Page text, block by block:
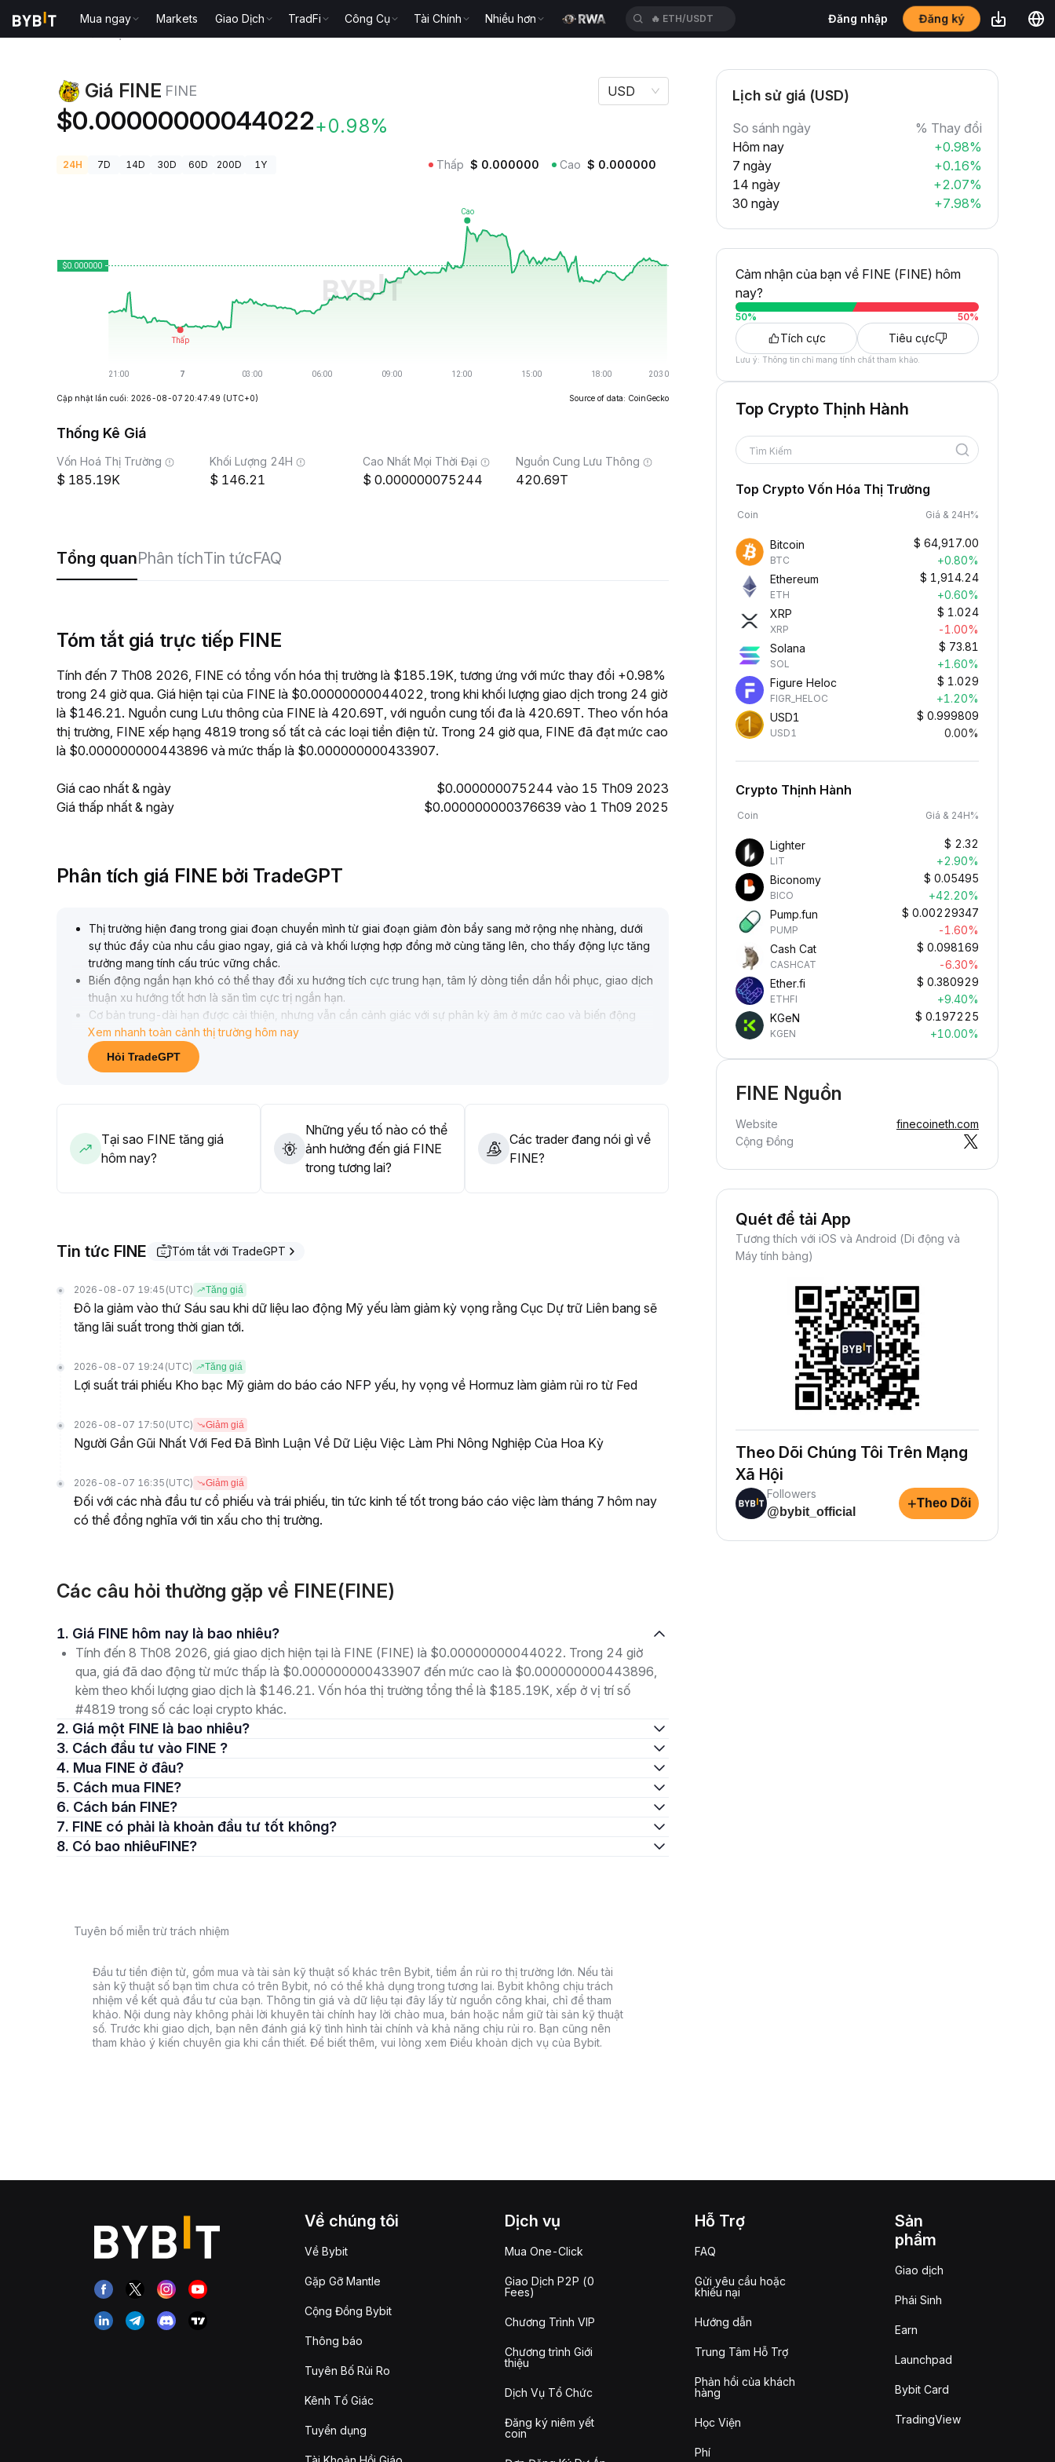
Mua ngay Markets Giao Dịch TradFi Công Cụ Tài Chính Nhiều hơn 🔥 ETH/USDT Đăng nhập Đăng ký
Giá FINE FINE
$0.00000000044022+0.98%
USD
24H 7D 14D 30D 60D 200D 1Y Thấp $ 0.000000 Cao $ 0.000000
Cập nhật lần cuối: 2026-08-07 20:47:49 (UTC+0) Source of data: CoinGecko
Thống Kê Giá
Vốn Hoá Thị Trường
185.19K
Khối Lượng 24H
146.21
Cao Nhất Mọi Thời Đại
0.000000075244
Nguồn Cung Lưu Thông
420.69T
Tổng quanPhân tíchTin tứcFAQ
Tóm tắt giá trực tiếp FINE
Tính đến 7 Th08 2026, FINE có tổng vốn hóa thị trường là $185.19K, tương ứng với mức thay đổi +0.98%
trong 24 giờ qua. Giá hiện tại của FINE là $0.00000000044022, trong khi khối lượng giao dịch trong 24 giờ
là $146.21. Nguồn cung Lưu thông của FINE là 420.69T, với nguồn cung tối đa là 420.69T. Theo vốn hóa
thị trường, FINE xếp hạng 4819 trong số tất cả các loại tiền điện tử. Trong 24 giờ qua, FINE đã đạt mức cao
là $0.000000000443896 và mức thấp là $0.000000000433907.
Giá cao nhất & ngày
$0.000000075244 vào 15 Th09 2023
Giá thấp nhất & ngày
$0.000000000376639 vào 1 Th09 2025
Phân tích giá FINE bởi TradeGPT
Thị trường hiện đang trong giai đoạn chuyển mình từ giai đoạn giảm đòn bẩy sang mở rộng nhẹ nhàng, dưới
sự thúc đẩy của nhu cầu giao ngay, giá cả và khối lượng hợp đồng mở cùng tăng lên, cho thấy động lực tăng
trưởng mang tính cấu trúc vững chắc.
Biến động ngắn hạn khó có thể thay đổi xu hướng tích cực trung hạn, tâm lý dòng tiền dần hồi phục, giao dịch
thuận xu hướng tốt hơn là săn tìm cực trị ngắn hạn.
Cơ bản trung-dài hạn được cải thiện, nhưng vẫn cần cảnh giác với sự phân kỳ âm ở mức cao và biến động
bất thường về khối lượng-gía.
Khuyến nghị chú ý sự biến động của khối lượng giao dịch và vị thế, tận dụng điều chỉnh để mua vào giá thấp,
kiểm soát rủi ro nghiêm ngặt với điểm chốt lời/chốt lỗ, phòng ngừa thoái lui theo giai đoạn, quan điểm biên độ
Xem nhanh toàn cảnh thị trường hôm nay
Hỏi TradeGPT
Tại sao FINE tăng giá
hôm nay?
Những yếu tố nào có thể
ảnh hưởng đến giá FINE
trong tương lai?
Các trader đang nói gì về
FINE?
Tin tức FINE Tóm tắt với TradeGPT
2026-08-07 19:45 (UTC) Tăng giá
Đô la giảm vào thứ Sáu sau khi dữ liệu lao động Mỹ yếu làm giảm kỳ vọng rằng Cục Dự trữ Liên bang sẽ
tăng lãi suất trong thời gian tới.
2026-08-07 19:24 (UTC) Tăng giá
Lợi suất trái phiếu Kho bạc Mỹ giảm do báo cáo NFP yếu, hy vọng về Hormuz làm giảm rủi ro từ Fed
2026-08-07 17:50 (UTC) Giảm giá
Người Gần Gũi Nhất Với Fed Đã Bình Luận Về Dữ Liệu Việc Làm Phi Nông Nghiệp Của Hoa Kỳ
2026-08-07 16:35 (UTC) Giảm giá
Đối với các nhà đầu tư cổ phiếu và trái phiếu, tin tức kinh tế tốt trong báo cáo việc làm tháng 7 hôm nay
có thể đồng nghĩa với tin xấu cho thị trường.
Các câu hỏi thường gặp về FINE(FINE)
1. Giá FINE hôm nay là bao nhiêu?
Tính đến 8 Th08 2026, giá giao dịch hiện tại là FINE (FINE) là $0.00000000044022. Trong 24 giờ
qua, giá đã dao động từ mức thấp là $0.000000000433907 đến mức cao là $0.000000000443896,
kèm theo khối lượng giao dịch là $146.21. Vốn hóa thị trường tổng thể là $185.19K, xếp ở vị trí số
#4819 trong số các loại crypto khác.
2. Giá một FINE là bao nhiêu?
3. Cách đầu tư vào FINE ?
4. Mua FINE ở đâu?
5. Cách mua FINE?
6. Cách bán FINE?
7. FINE có phải là khoản đầu tư tốt không?
8. Có bao nhiêuFINE?
Tuyên bố miễn trừ trách nhiệm
Đầu tư tiền điện tử, gồm mua và tài sản kỹ thuật số khác trên Bybit, tiềm ẩn rủi ro thị trường lớn. Nếu tài
sản kỹ thuật số bạn tìm chưa có trên Bybit, nó có thể khả dụng trong tương lai. Bybit không chịu trách
nhiệm về kết quả đầu tư của bạn. Thông tin giá và dữ liệu tại đây lấy từ nguồn công khai, chỉ để tham
khảo. Nội dung này không phải lời khuyên tài chính hay lời chào mua, bán hoặc nắm giữ tài sản kỹ thuật
số. Trước khi giao dịch, bạn nên đánh giá kỹ tình hình tài chính và khả năng chịu rủi ro. Bạn cũng nên
tham khảo ý kiến chuyên gia khi cần thiết. Để biết thêm, vui lòng xem Điều khoản dịch vụ của Bybit.
Lịch sử giá (USD)
So sánh ngày
% Thay đổi
Hôm nay
+0.98%
7 ngày
+0.16%
14 ngày
+2.07%
30 ngày
+7.98%
Cảm nhận của bạn về FINE (FINE) hôm
nay?
50% 50%
Tích cực Tiêu cực
Lưu ý: Thông tin chỉ mang tính chất tham khảo.
Top Crypto Thịnh Hành
Tìm Kiếm
Top Crypto Vốn Hóa Thị Trường
Coin Giá & 24H%
Bitcoin
BTC
$ 64,917.00
+0.80%
Ethereum
ETH
$ 1,914.24
+0.60%
XRP
XRP
$ 1.024
-1.00%
Solana
SOL
$ 73.81
+1.60%
Figure Heloc
FIGR_HELOC
$ 1.029
+1.20%
USD1
USD1
$ 0.999809
0.00%
Crypto Thịnh Hành
Coin Giá & 24H%
Lighter
LIT
$ 2.32
+2.90%
Biconomy
BICO
$ 0.05495
+42.20%
Pump.fun
PUMP
$ 0.00229347
-1.60%
Cash Cat
CASHCAT
$ 0.098169
-6.30%
Ether.fi
ETHFI
$ 0.380929
+9.40%
KGeN
KGEN
$ 0.197225
+10.00%
FINE Nguồn
Website
finecoineth.com
Cộng Đồng
Quét để tải App
Tương thích với iOS và Android (Di động và
Máy tính bảng)
Theo Dõi Chúng Tôi Trên Mạng
Xã Hội
Followers
@bybit_official
+Theo Dõi
Về chúng tôi
Về Bybit
Gặp Gỡ Mantle
Cộng Đồng Bybit
Thông báo
Tuyên Bố Rủi Ro
Kênh Tố Giác
Tuyển dụng
Dịch vụ
Mua One-Click
Giao Dịch P2P (0
Fees)
Chương Trình VIP
Chương trình Giới
thiệu
Dịch Vụ Tổ Chức
Đăng ký niêm yết
coin
Hỗ Trợ
FAQ
Gửi yêu cầu hoặc
khiếu nại
Hướng dẫn
Trung Tâm Hỗ Trợ
Phản hồi của khách
hàng
Học Viện
Phí
Sản
phẩm
Giao dịch
Phái Sinh
Earn
Launchpad
Bybit Card
TradingView